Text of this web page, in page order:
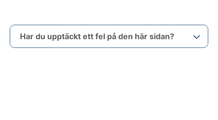
Har du upptäckt ett fel på den här sidan?